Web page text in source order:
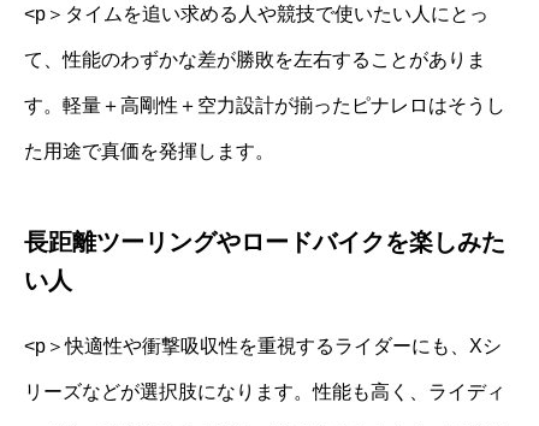
<p＞タイムを追い求める人や競技で使いたい人にとっ
て、性能のわずかな差が勝敗を左右することがありま
す。軽量＋高剛性＋空力設計が揃ったピナレロはそうし
た用途で真価を発揮します。
長距離ツーリングやロードバイクを楽しみた
い人
<p＞快適性や衝撃吸収性を重視するライダーにも、Xシ
リーズなどが選択肢になります。性能も高く、ライディ